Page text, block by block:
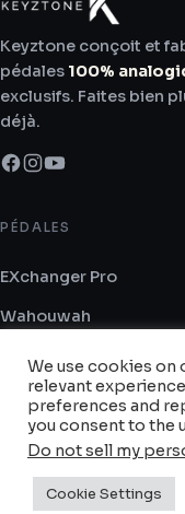
Keyztone conçoit et
pédales 100%
exclusifs. Faites bien
déjà.
PÉDALES
EXchanger Pro
Wahouwah
BOUTIQUES
Shop Keyztone
Reverb
Revendeurs & magasins
We use cookies on
relevant
preferences and
you consent to the
Do not sell my
Cookie Settings